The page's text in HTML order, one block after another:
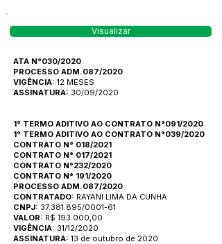
Visualizar
ATA N°030/2020
PROCESSO ADM.087/2020
VIGÊNCIA: 12 MESES
ASSINATURA: 30/09/2020
1° TERMO ADITIVO AO CONTRATO N°091/2020
1° TERMO ADITIVO AO CONTRATO N°039/2020
CONTRATO N° 018/2021
CONTRATO N° 017/2021
CONTRATO N°232/2020
CONTRATO N° 191/2020
PROCESSO ADM.087/2020
CONTRATADO: RAYANI LIMA DA CUNHA
CNPJ: 37.381.895/0001-61
VALOR: R$ 193.000,00
VIGÊNCIA: 31/12/2020
ASSINATURA: 13 de outubro de 2020